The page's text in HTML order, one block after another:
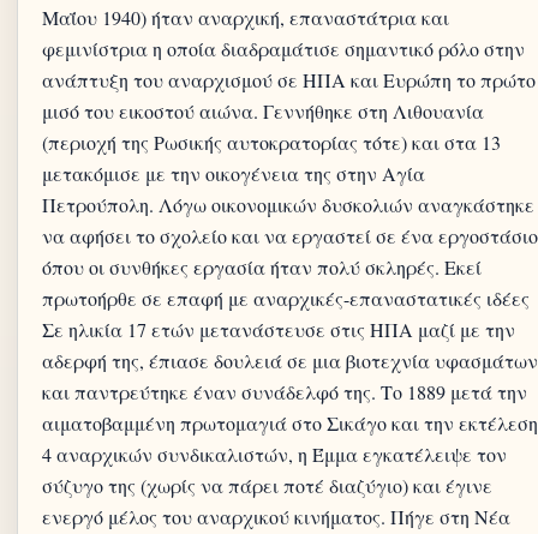
Μαΐου 1940) ήταν αναρχική, επαναστάτρια και
φεμινίστρια η οποία διαδραμάτισε σημαντικό ρόλο στην
ανάπτυξη του αναρχισμού σε ΗΠΑ και Ευρώπη το πρώτο
μισό του εικοστού αιώνα. Γεννήθηκε στη Λιθουανία
(περιοχή της Ρωσικής αυτοκρατορίας τότε) και στα 13
μετακόμισε με την οικογένεια της στην Αγία
Πετρούπολη. Λόγω οικονομικών δυσκολιών αναγκάστηκε
να αφήσει το σχολείο και να εργαστεί σε ένα εργοστάσιο
όπου οι συνθήκες εργασία ήταν πολύ σκληρές. Εκεί
πρωτοήρθε σε επαφή με αναρχικές-επαναστατικές ιδέες
Σε ηλικία 17 ετών μετανάστευσε στις ΗΠΑ μαζί με την
αδερφή της, έπιασε δουλειά σε μια βιοτεχνία υφασμάτων
και παντρεύτηκε έναν συνάδελφό της. Το 1889 μετά την
αιματοβαμμένη πρωτομαγιά στο Σικάγο και την εκτέλεση
4 αναρχικών συνδικαλιστών, η Έμμα εγκατέλειψε τον
σύζυγο της (χωρίς να πάρει ποτέ διαζύγιο) και έγινε
ενεργό μέλος του αναρχικού κινήματος. Πήγε στη Νέα